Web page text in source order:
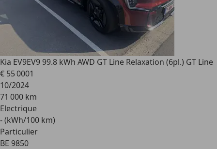
Kia EV9EV9 99.8 kWh AWD GT Line Relaxation (6pl.) GT Line
€ 55 0001
10/2024
71 000 km
Electrique
- (kWh/100 km)
Particulier
BE 9850